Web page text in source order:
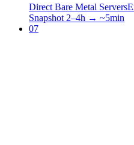
Direct Bare Metal Servers
Snapshot 2–4h → ~5min
07